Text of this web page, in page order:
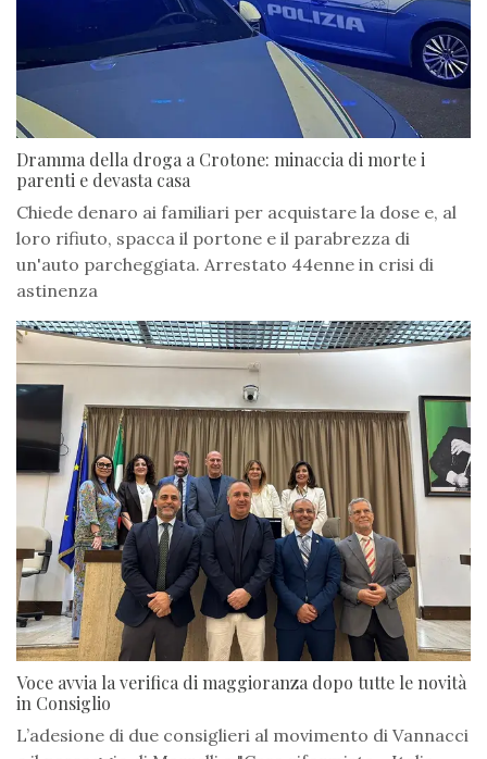
Dramma della droga a Crotone: minaccia di morte i
parenti e devasta casa
Chiede denaro ai familiari per acquistare la dose e, al
loro rifiuto, spacca il portone e il parabrezza di
un'auto parcheggiata. Arrestato 44enne in crisi di
astinenza
Voce avvia la verifica di maggioranza dopo tutte le novità
in Consiglio
L’adesione di due consiglieri al movimento di Vannacci